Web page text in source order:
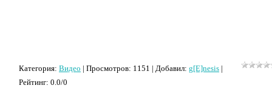
Категория: Видео | Просмотров: 1151 | Добавил: g[E]nesis |
Рейтинг: 0.0/0